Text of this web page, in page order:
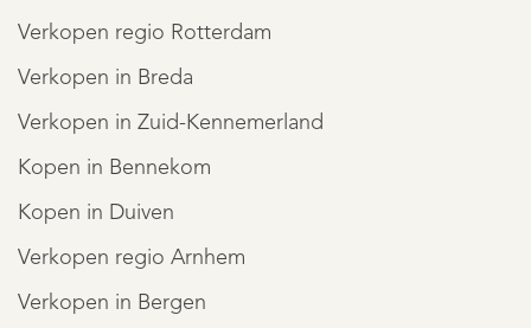
Verkopen regio Rotterdam
Verkopen in Breda
Verkopen in Zuid-Kennemerland
Kopen in Bennekom
Kopen in Duiven
Verkopen regio Arnhem
Verkopen in Bergen
REGISTREER